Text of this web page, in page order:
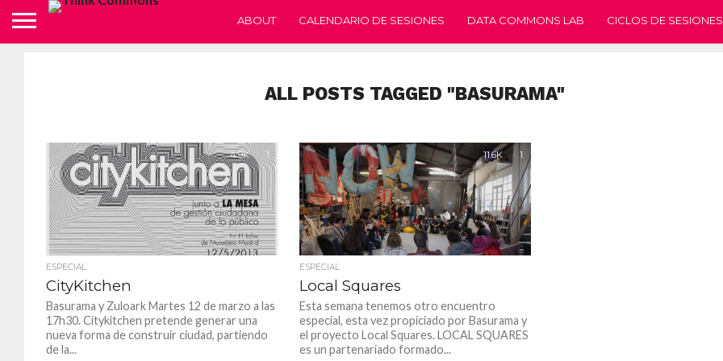
ABOUT CALENDARIO DE SESIONES DATA COMMONS LAB CICLOS DE SESIONES
ALL POSTS TAGGED "BASURAMA"
4.9K 1
ESPECIAL
CityKitchen
Basurama y Zuloark Martes 12 de marzo a las
17h30. Citykitchen pretende generar una
nueva forma de construir ciudad, partiendo
de la...
11.6K 1
ESPECIAL
Local Squares
Esta semana tenemos otro encuentro
especial, esta vez propiciado por Basurama y
el proyecto Local Squares. LOCAL SQUARES
es un partenariado formado...